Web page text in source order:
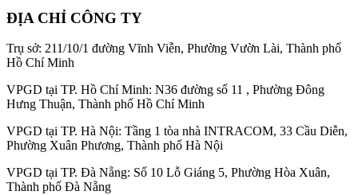
ĐỊA CHỈ CÔNG TY
Trụ sở: 211/10/1 đường Vĩnh Viễn, Phường Vườn Lài, Thành phố
Hồ Chí Minh
VPGD tại TP. Hồ Chí Minh: N36 đường số 11 , Phường Đông
Hưng Thuận, Thành phố Hồ Chí Minh
VPGD tại TP. Hà Nội: Tầng 1 tòa nhà INTRACOM, 33 Cầu Diễn,
Phường Xuân Phương, Thành phố Hà Nội
VPGD tại TP. Đà Nẵng: Số 10 Lỗ Giáng 5, Phường Hòa Xuân,
Thành phố Đà Nẵng